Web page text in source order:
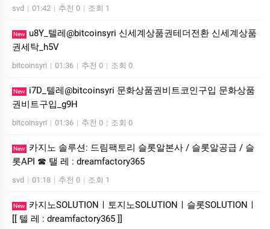
svd | 01:42 | 추천 0 | 조회 1
New
u8Y_텔레@bitcoinsyri 신세계상품권테더전환 신세계상품
권세탁_h5V
bitcoinsyri | 01:36 | 추천 0 | 조회 0
New
i7D_텔레@bitcoinsyri 문화상품권비트코인구입 문화상품
권비트구입_g9H
bitcoinsyri | 01:36 | 추천 0 | 조회 0
New
카지노 솔루션: 드림팩토리 슬롯알본사 / 슬롯알공급 / 슬
롯API ☎ 탤 레 : dreamfactory365
svd | 01:18 | 추천 0 | 조회 1
New
카­지노SOLUTIONㅣ토지노SOLUTIONㅣ슬롯SOLUTIONㅣ
[[ 텔 레 : dreamfactory365 ]]